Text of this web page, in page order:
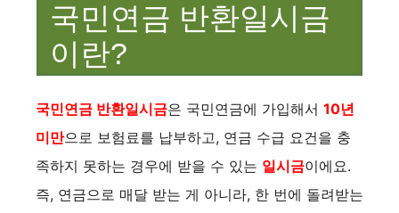
국민연금 반환일시금
이란?
국민연금 반환일시금은 국민연금에 가입해서 10년
미만으로 보험료를 납부하고, 연금 수급 요건을 충
족하지 못하는 경우에 받을 수 있는 일시금이에요.
즉, 연금으로 매달 받는 게 아니라, 한 번에 돌려받는